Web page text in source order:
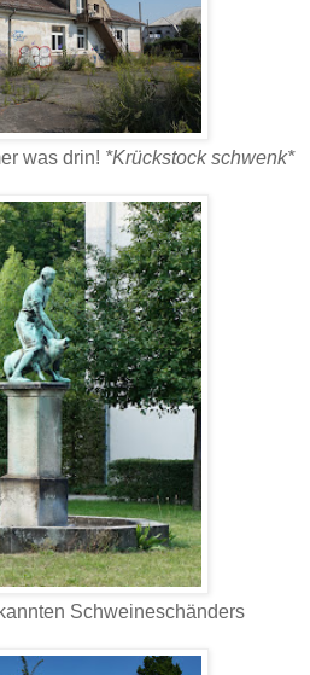
was drin! *Krückstock schwenk*
Schweineschänders